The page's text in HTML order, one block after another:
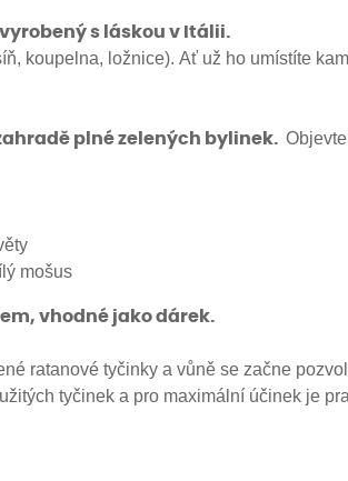
vyrobený s láskou v Itálii.
koupelna, ložnice). Ať už ho umístíte
plné zelených bylinek.
mošus
vhodné jako dárek.
ratanové tyčinky a vůně se začne
tyčinek a pro maximální účinek je